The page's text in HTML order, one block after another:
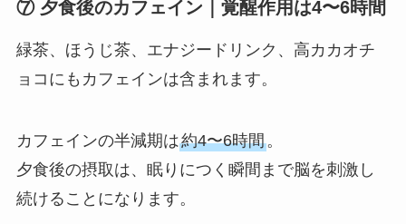
⑦ 夕食後のカフェイン｜覚醒作用は4〜6時間
緑茶、ほうじ茶、エナジードリンク、高カカオチ
ョコにもカフェインは含まれます。
カフェインの半減期は約4〜6時間。
夕食後の摂取は、眠りにつく瞬間まで脳を刺激し
続けることになります。